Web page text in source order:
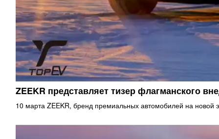
ZEEKR представляет тизер флагманского
10 марта ZEEKR, бренд премиальных автомобилей на новой